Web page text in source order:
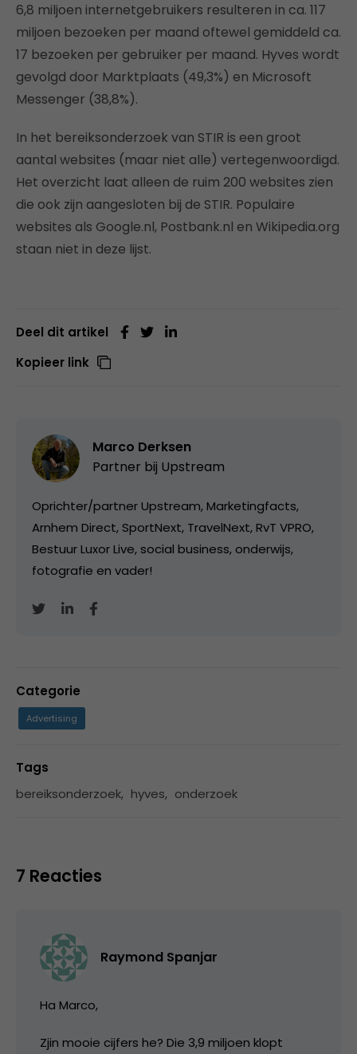
6,8 miljoen internetgebruikers resulteren in ca. 117
miljoen bezoeken per maand oftewel gemiddeld ca.
17 bezoeken per gebruiker per maand. Hyves wordt
gevolgd door Marktplaats (49,3%) en Microsoft
Messenger (38,8%).
In het bereiksonderzoek van STIR is een groot
aantal websites (maar niet alle) vertegenwoordigd.
Het overzicht laat alleen de ruim 200 websites zien
die ook zijn aangesloten bij de STIR. Populaire
websites als Google.nl, Postbank.nl en Wikipedia.org
staan niet in deze lijst.
Deel dit artikel
Kopieer link
Marco Derksen
Partner bij Upstream
Oprichter/partner Upstream, Marketingfacts,
Arnhem Direct, SportNext, TravelNext, RvT VPRO,
Bestuur Luxor Live, social business, onderwijs,
fotografie en vader!
Categorie
Advertising
Tags
bereiksonderzoek, hyves, onderzoek
7 Reacties
Raymond Spanjar
Ha Marco,
Zjin mooie cijfers he? Die 3,9 miljoen klopt